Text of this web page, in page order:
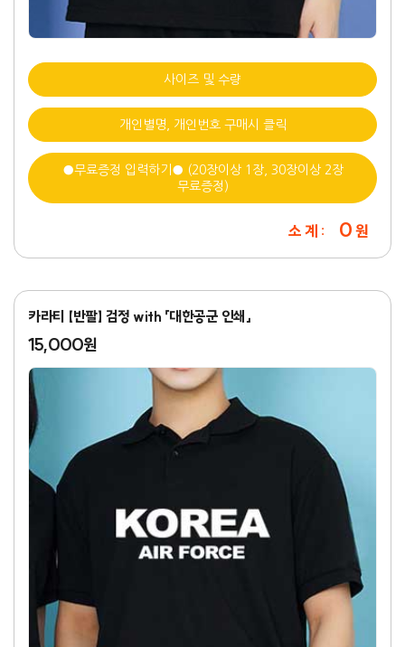
사이즈 및 수량
개인별명, 개인번호 구매시 클릭
●무료증정 입력하기● (20장이상 1장, 30장이상 2장
무료증정)
소 계 : 0원
카라티 【반팔】 검정 with 「대한공군 인쇄」
15,000원